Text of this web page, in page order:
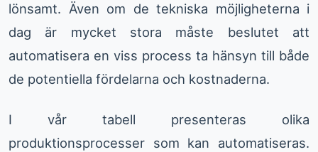
lönsamt. Även om de tekniska möjligheterna i
dag är mycket stora måste beslutet att
automatisera en viss process ta hänsyn till både
de potentiella fördelarna och kostnaderna.
I vår tabell presenteras olika
produktionsprocesser som kan automatiseras.